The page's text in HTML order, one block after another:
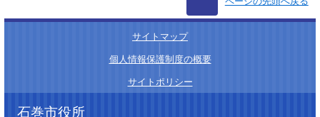
サイトマップ
個人情報保護制度の概要
サイトポリシー
石巻市役所